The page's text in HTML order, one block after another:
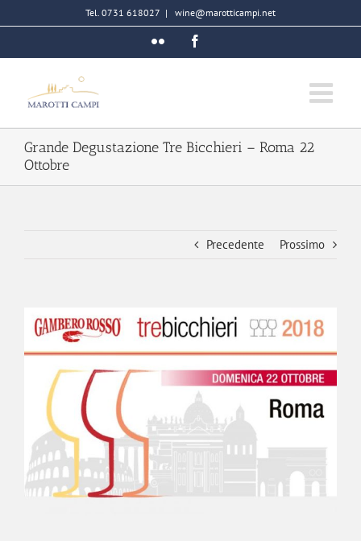
al
Tel. 0731 618027 | wine@marotticampi.net
Flickr
Grande Degustazione Tre Bicchieri – Roma 22
Ottobre
Precedente Prossimo
Ingrandisci
immagine